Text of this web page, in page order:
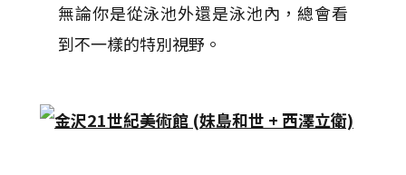
無論你是從泳池外還是泳池內，總會看
到不一樣的特別視野。